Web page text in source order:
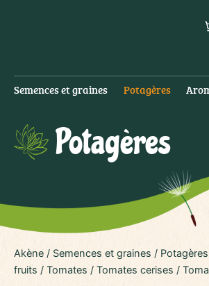
Semences et graines Potagères
Potagères
Akène / Semences et graines / Potagères
fruits / Tomates / Tomates cerises /